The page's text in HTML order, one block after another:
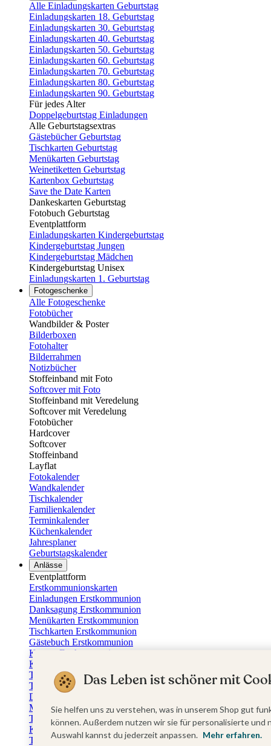
Alle Einladungskarten Geburtstag
Einladungskarten 18. Geburtstag
Einladungskarten 30. Geburtstag
Einladungskarten 40. Geburtstag
Einladungskarten 50. Geburtstag
Einladungskarten 60. Geburtstag
Einladungskarten 70. Geburtstag
Einladungskarten 80. Geburtstag
Einladungskarten 90. Geburtstag
Für jedes Alter
Doppelgeburtstag Einladungen
Alle Geburtstagsextras
Gästebücher Geburtstag
Tischkarten Geburtstag
Menükarten Geburtstag
Weinetiketten Geburtstag
Kartenbox Geburtstag
Save the Date Karten
Dankeskarten Geburtstag
Fotobuch Geburtstag
Eventplattform
Einladungskarten Kindergeburtstag
Kindergeburtstag Jungen
Kindergeburtstag Mädchen
Kindergeburtstag Unisex
Einladungskarten 1. Geburtstag
Fotogeschenke
Alle Fotogeschenke
Fotobücher
Wandbilder & Poster
Bilderboxen
Fotohalter
Bilderrahmen
Notizbücher
Stoffeinband mit Foto
Softcover mit Foto
Stoffeinband mit Veredelung
Softcover mit Veredelung
Fotobücher
Hardcover
Softcover
Stoffeinband
Layflat
Fotokalender
Wandkalender
Tischkalender
Familienkalender
Terminkalender
Küchenkalender
Jahresplaner
Geburtstagskalender
Anlässe
Eventplattform
Erstkommunionskarten
Einladungen Erstkommunion
Danksagung Erstkommunion
Menükarten Erstkommunion
Tischkarten Erstkommunion
Gästebuch Erstkommunion
Kerzen Erstkommunion
Kartenbox Erstkommunion
Taufkarten
Taufeinladungen
Dankeskarten Taufe
Menükarten Taufe
Tischkarten Taufe
Kirchenheft Taufe
Taufkerzen
Das Leben ist schöner mit
Sie helfen uns zu verstehen, was in unserem Shop gut
können. Außerdem nutzen wir sie für personalisierte
Auswahl kannst du jederzeit anpassen. Mehr erfahren.